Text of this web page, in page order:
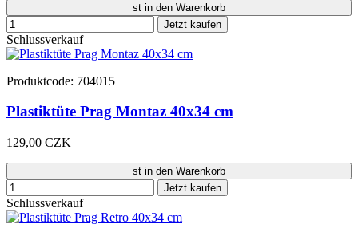
st in den Warenkorb
Jetzt kaufen
Schlussverkauf
Produktcode: 704015
Plastiktüte Prag Montaz 40x34 cm
129,00 CZK
st in den Warenkorb
Jetzt kaufen
Schlussverkauf